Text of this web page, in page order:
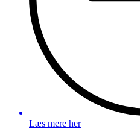
Læs mere her